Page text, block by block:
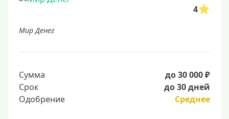
4
Мир Денег
Сумма
до 30 000 ₽
Срок
до 30 дней
Одобрение
Среднее